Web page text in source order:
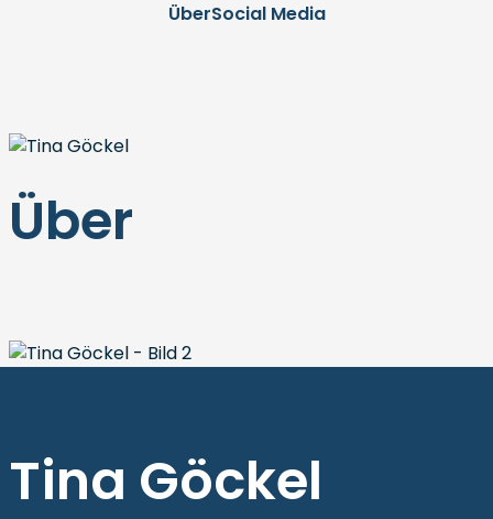
ÜberSocial Media
Über
Tina Göckel